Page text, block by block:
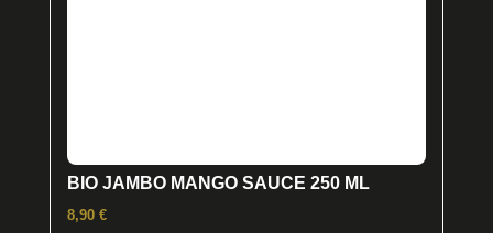
BIO JAMBO MANGO SAUCE 250 ML
8,90 €